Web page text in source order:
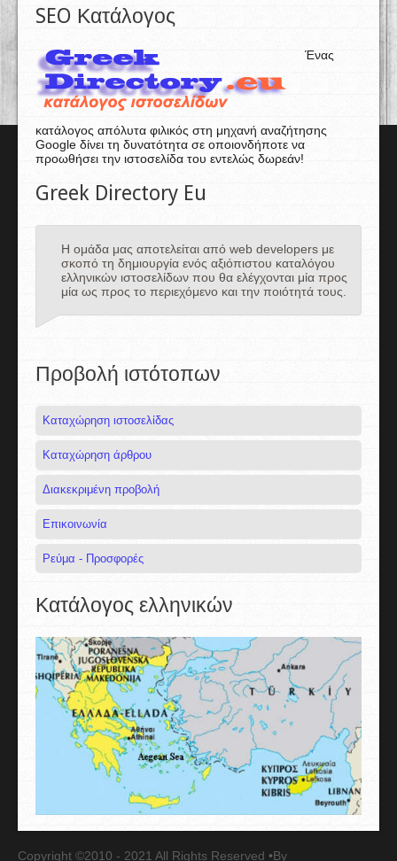
SEO Κατάλογος
Ένας
κατάλογος απόλυτα φιλικός στη μηχανή αναζήτησης
Google δίνει τη δυνατότητα σε οποιονδήποτε να
προωθήσει την ιστοσελίδα του εντελώς δωρεάν!
Greek Directory Eu
Η ομάδα μας αποτελείται από web developers με
σκοπό τη δημιουργία ενός αξιόπιστου καταλόγου
ελληνικών ιστοσελίδων που θα ελέγχονται μία προς
μία ως προς το περιεχόμενο και την ποιότητά τους.
Προβολή ιστότοπων
Καταχώρηση ιστοσελίδας
Καταχώρηση άρθρου
Διακεκριμένη προβολή
Επικοινωνία
Ρεύμα - Προσφορές
Κατάλογος ελληνικών
Copyright ©2010 - 2021 All Rights Reserved •By